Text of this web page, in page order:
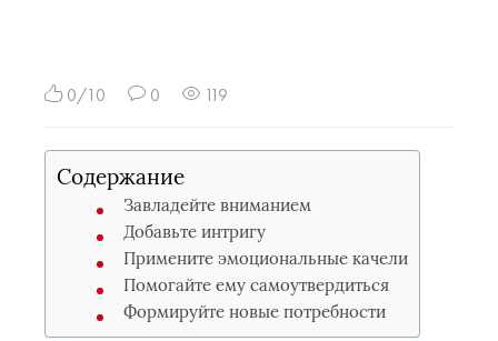
0/10 0 119
Содержание
Завладейте вниманием
Добавьте интригу
Примените эмоциональные качели
Помогайте ему самоутвердиться
Формируйте новые потребности